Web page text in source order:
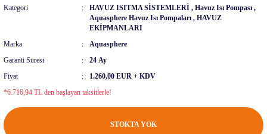
Kategori HAVUZ ISITMA SİSTEMLERİ , Havuz Isı Pompası ,
Aquasphere Havuz Isı Pompaları , HAVUZ
EKİPMANLARI
Marka
Aquasphere
Garanti Süresi
24 Ay
Fiyat
1.260,00 EUR + KDV
*6.716,94 TL den başlayan taksitlerle!
STOKTA YOK